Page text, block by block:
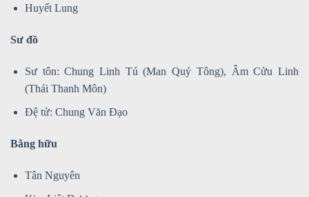
Huyết Lung
Sư đồ
Sư tôn: Chung Linh Tú (Man Quỷ Tông), Âm Cửu Linh
(Thái Thanh Môn)
Đệ tử: Chung Văn Đạo
Bằng hữu
Tân Nguyên